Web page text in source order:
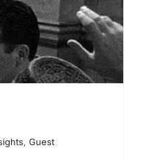
, Guest